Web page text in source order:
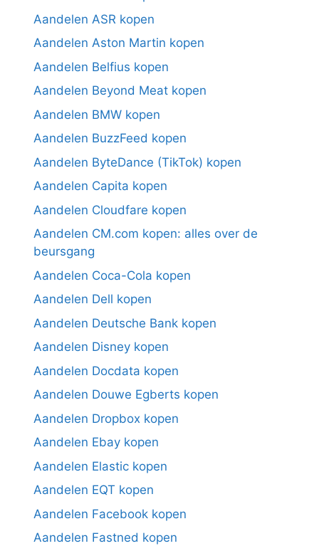
Aandelen ASR kopen
Aandelen Aston Martin kopen
Aandelen Belfius kopen
Aandelen Beyond Meat kopen
Aandelen BMW kopen
Aandelen BuzzFeed kopen
Aandelen ByteDance (TikTok) kopen
Aandelen Capita kopen
Aandelen Cloudfare kopen
Aandelen CM.com kopen: alles over de
beursgang
Aandelen Coca-Cola kopen
Aandelen Dell kopen
Aandelen Deutsche Bank kopen
Aandelen Disney kopen
Aandelen Docdata kopen
Aandelen Douwe Egberts kopen
Aandelen Dropbox kopen
Aandelen Ebay kopen
Aandelen Elastic kopen
Aandelen EQT kopen
Aandelen Facebook kopen
Aandelen Fastned kopen